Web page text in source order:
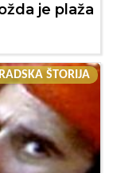
je plaža
ŠTORIJA